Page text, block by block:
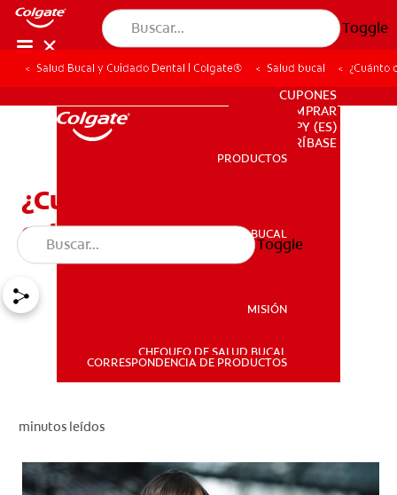
Toggle
PRODUCTOS
SALUD BUCAL
PARA PROFESIONALES
CUPONES
DONDE COMPRAR
PY (ES)
SUSCRÍBASE
PRODUCTOS
SALUD BUCAL
MISIÓN
CHEQUEO DE SALUD BUCAL
CORRESPONDENCIA DE PRODUCTOS
Toggle
Salud Bucal y Cuidado Dental | Colgate® Salud bucal ¿Cuánto
¿Cuánto cuesta la cirugía
ortognática?
minutos leídos